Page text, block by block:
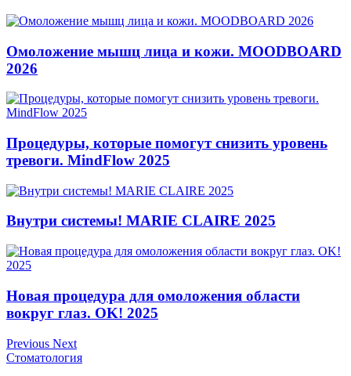
Омоложение мышц лица и кожи. MOODBOARD
2026
Процедуры, которые помогут снизить уровень
тревоги. MindFlow 2025
Внутри системы! MARIE CLAIRE 2025
Новая процедура для омоложения области
вокруг глаз. OK! 2025
Previous Next
Стоматология